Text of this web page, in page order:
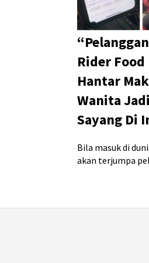
Rider
Hantar
Wanita
Sayang Di
Bila masuk di
akan terjumpa